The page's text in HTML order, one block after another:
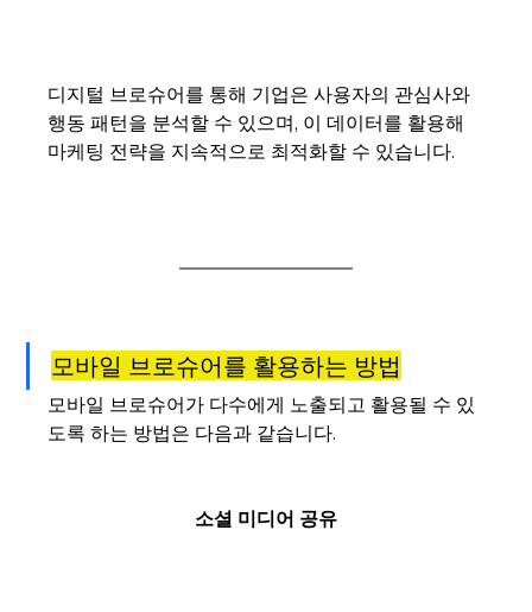
디지털 브로슈어를 통해 기업은 사용자의 관심사와
행동 패턴을 분석할 수 있으며, 이 데이터를 활용해
마케팅 전략을 지속적으로 최적화할 수 있습니다.
모바일 브로슈어를 활용하는 방법
모바일 브로슈어가 다수에게 노출되고 활용될 수 있
도록 하는 방법은 다음과 같습니다.
소셜 미디어 공유